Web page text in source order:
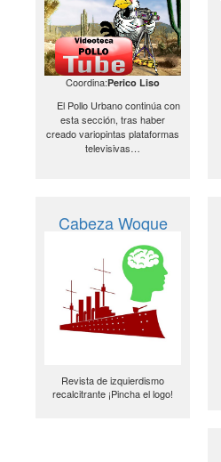
Coordina:Perico Liso
El Pollo Urbano continúa con
esta sección, tras haber
creado variopintas plataformas
televisivas…
Cabeza Woque
Revista de izquierdismo
recalcitrante ¡Pincha el logo!